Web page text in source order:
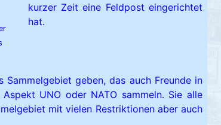
kurzer Zeit eine Feldpost eingerichtet
hat.
geben, das auch Freunde in
UNO oder NATO sammeln. Sie alle
mit vielen Restriktionen aber auch